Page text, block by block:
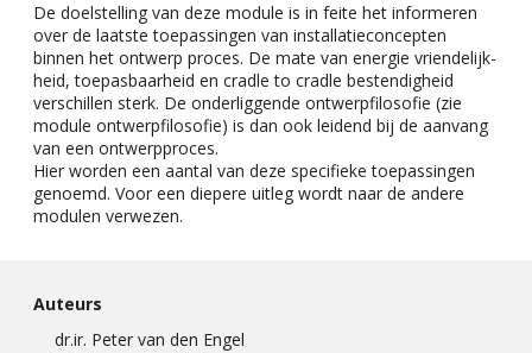
De doelstelling van deze module is in feite het informeren
over de laatste toepassingen van installatieconcepten
binnen het ontwerp proces. De mate van energie vriendelijk-
heid, toepasbaarheid en cradle to cradle bestendigheid
verschillen sterk. De onderliggende ontwerpfilosofie (zie
module ontwerpfilosofie) is dan ook leidend bij de aanvang
van een ontwerpproces.
Hier worden een aantal van deze specifieke toepassingen
genoemd. Voor een diepere uitleg wordt naar de andere
modulen verwezen.
Auteurs
dr.ir. Peter van den Engel